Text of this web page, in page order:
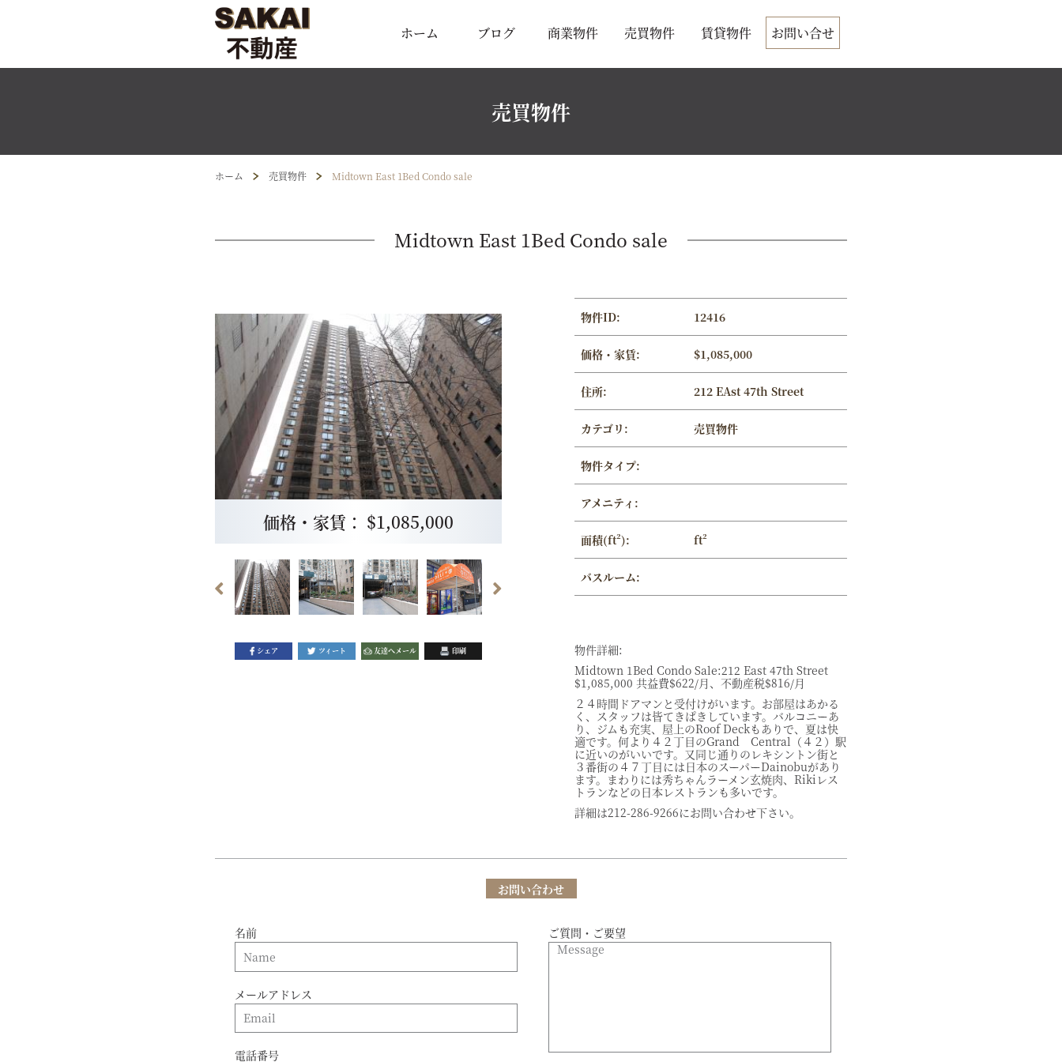
ホーム ブログ 商業物件 売買物件 賃貸物件 お問い合せ
売買物件
ホーム 売買物件 Midtown East 1Bed Condo sale
Midtown East 1Bed Condo sale
価格・家賃： $1,085,000
シェア ツィート 友達へメール 印刷
物件ID: 12416
価格・家賃: $1,085,000
住所: 212 EAst 47th Street
カテゴリ: 売買物件
物件タイプ:
アメニティ:
面積(ft²): ft²
バスルーム:
物件詳細:
Midtown 1Bed Condo Sale:212 East 47th Street
$1,085,000 共益費$622/月、不動産税$816/月
２４時間ドアマンと受付けがいます。お部屋はあかる
く、スタッフは皆てきぱきしています。バルコニーあ
り、ジムも充実、屋上のRoof Deckもありで、夏は快
適です。何より４２丁目のGrand Central（４２）駅
に近いのがいいです。又同じ通りのレキシントン街と
３番街の４７丁目には日本のスーパーDainobuがあり
ます。まわりには秀ちゃんラーメン玄焼肉、Rikiレス
トランなどの日本レストランも多いです。
詳細は212-286-9266にお問い合わせ下さい。
お問い合わせ
名前
メールアドレス
電話番号
ご質問・ご要望